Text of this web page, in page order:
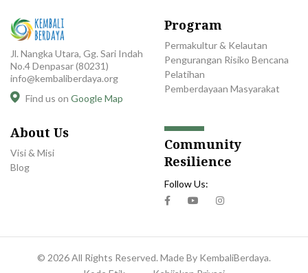
Jl. Nangka Utara, Gg. Sari Indah
No.4 Denpasar (80231)
info@kembaliberdaya.org
Find us on Google Map
Program
Permakultur & Kelautan
Pengurangan Risiko Bencana
Pelatihan
Pemberdayaan Masyarakat
About Us
Visi & Misi
Blog
Community
Resilience
Follow Us:
© 2026 All Rights Reserved. Made By KembaliBerdaya.